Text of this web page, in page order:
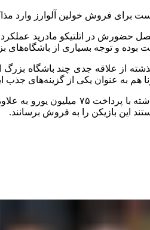
برای فروش خولین آلوارز وارد
حضورش در اتلتیکو مادرید
بوده و توجه بسیاری از باشگاه‌های
از علاقه جدی چند باشگاه
هم به عنوان یکی از گزینه‌های جذب
این بازیکن را به فروش برسانند.